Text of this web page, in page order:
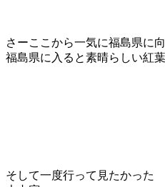
さーここから一気に福島県に
福島県に入ると素晴らしい紅
そして一度行って見たかった